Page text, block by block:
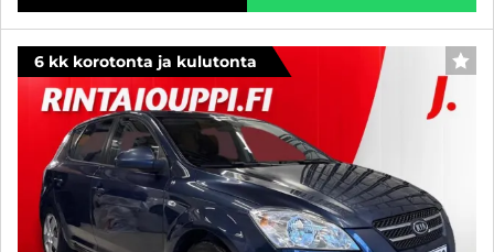
6 kk korotonta ja kulutonta